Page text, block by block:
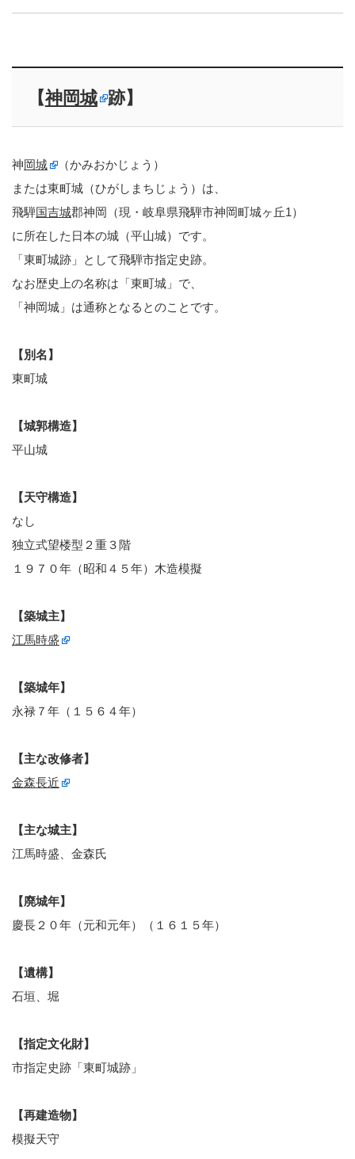
【神岡城 跡】
神岡城
（かみおかじょう）
または東町城（ひがしまちじょう）は、
飛騨国吉城郡神岡（現・岐阜県飛騨市神岡町城ヶ丘1）
に所在した日本の城（平山城）です。
「東町城跡」として飛騨市指定史跡。
なお歴史上の名称は「東町城」で、
「神岡城」は通称となるとのことです。
【別名】
東町城
【城郭構造】
平山城
【天守構造】
なし
独立式望楼型２重３階
１９７０年（昭和４５年）木造模擬
【築城主】
江馬時盛
【築城年】
永禄７年（１５６４年）
【主な改修者】
金森長近
【主な城主】
江馬時盛、金森氏
【廃城年】
慶長２０年（元和元年）（１６１５年）
【遺構】
石垣、堀
【指定文化財】
市指定史跡「東町城跡」
【再建造物】
模擬天守